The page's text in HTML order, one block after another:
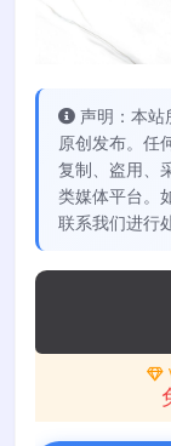
声明：本站
原创发布。任
复制、盗用、
类媒体平台。
联系我们进行